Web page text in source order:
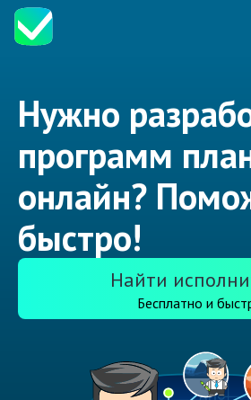
Нужно
программ
онлайн?
быстро!
Найти
Бесплатно и